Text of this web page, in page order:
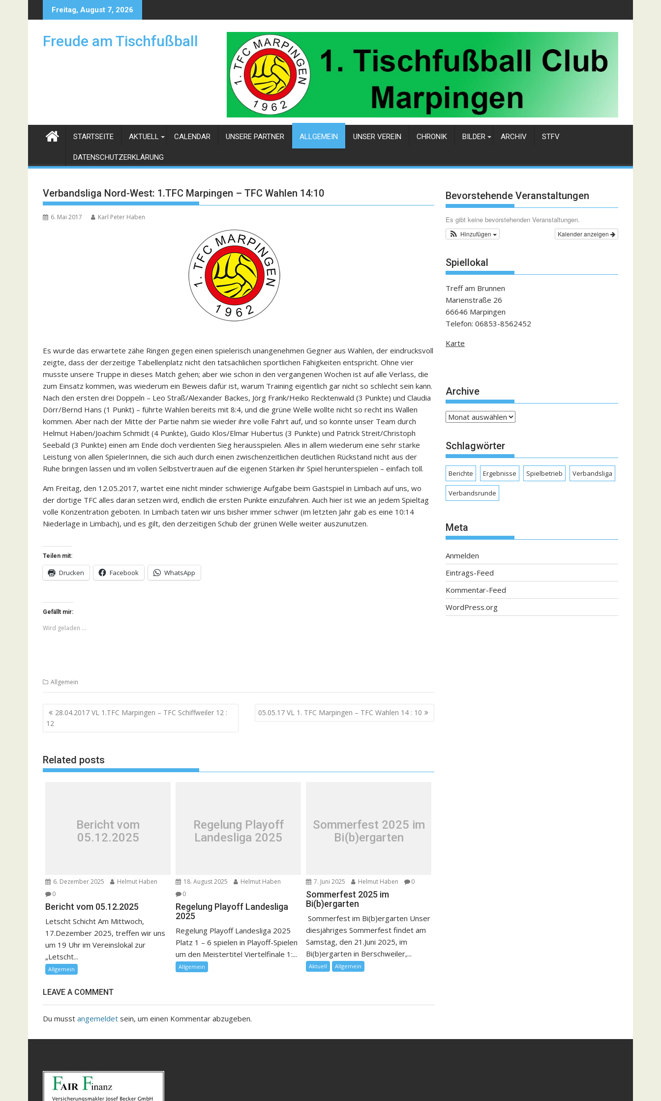
to
Freitag, August 7, 2026
Freude am Tischfußball
STARTSEITE AKTUELL CALENDAR UNSERE PARTNER ALLGEMEIN UNSER VEREIN CHRONIK BILDER ARCHIV STFV
DATENSCHUTZERKLÄRUNG
Verbandsliga Nord-West: 1.TFC Marpingen – TFC Wahlen 14:10
6. Mai 2017 Karl Peter Haben
Es wurde das erwartete zähe Ringen gegen einen spielerisch unangenehmen Gegner aus Wahlen, der eindrucksvoll
zeigte, dass der derzeitige Tabellenplatz nicht den tatsächlichen sportlichen Fähigkeiten entspricht. Ohne vier
musste unsere Truppe in dieses Match gehen; aber wie schon in den vergangenen Wochen ist auf alle Verlass, die
zum Einsatz kommen, was wiederum ein Beweis dafür ist, warum Training eigentlich gar nicht so schlecht sein kann.
Nach den ersten drei Doppeln – Leo Straß/Alexander Backes, Jörg Frank/Heiko Recktenwald (3 Punkte) und Claudia
Dörr/Bernd Hans (1 Punkt) – führte Wahlen bereits mit 8:4, und die grüne Welle wollte nicht so recht ins Wallen
kommen. Aber nach der Mitte der Partie nahm sie wieder ihre volle Fahrt auf, und so konnte unser Team durch
Helmut Haben/Joachim Schmidt (4 Punkte), Guido Klos/Elmar Hubertus (3 Punkte) und Patrick Streit/Christoph
Seebald (3 Punkte) einen am Ende doch verdienten Sieg herausspielen. Alles in allem wiederum eine sehr starke
Leistung von allen SpielerInnen, die sich auch durch einen zwischenzeitlichen deutlichen Rückstand nicht aus der
Ruhe bringen lassen und im vollen Selbstvertrauen auf die eigenen Stärken ihr Spiel herunterspielen – einfach toll.
Am Freitag, den 12.05.2017, wartet eine nicht minder schwierige Aufgabe beim Gastspiel in Limbach auf uns, wo
der dortige TFC alles daran setzen wird, endlich die ersten Punkte einzufahren. Auch hier ist wie an jedem Spieltag
volle Konzentration geboten. In Limbach taten wir uns bisher immer schwer (im letzten Jahr gab es eine 10:14
Niederlage in Limbach), und es gilt, den derzeitigen Schub der grünen Welle weiter auszunutzen.
Teilen mit:
Drucken Facebook WhatsApp
Gefällt mir:
Wird geladen …
Allgemein
Beitragsnavigation
28.04.2017 VL 1.TFC Marpingen – TFC Schiffweiler 12 :
12
05.05.17 VL 1. TFC Marpingen – TFC Wahlen 14 : 10
Related posts
Bericht vom
05.12.2025
6. Dezember 2025
Helmut Haben
0
Bericht vom 05.12.2025
Letscht Schicht Am Mittwoch,
17.Dezember 2025, treffen wir uns
um 19 Uhr im Vereinslokal zur
„Letscht...
Allgemein
Regelung Playoff
Landesliga 2025
18. August 2025
Helmut Haben
0
Regelung Playoff Landesliga
2025
Regelung Playoff Landesliga 2025
Platz 1 – 6 spielen in Playoff-Spielen
um den Meistertitel Viertelfinale 1:...
Allgemein
Sommerfest 2025 im
Bi(b)ergarten
7. Juni 2025 Helmut Haben 0
Sommerfest 2025 im
Bi(b)ergarten
Sommerfest im Bi(b)ergarten Unser
diesjähriges Sommerfest findet am
Samstag, den 21.Juni 2025, im
Bi(b)ergarten in Berschweiler,...
Aktuell Allgemein
LEAVE A COMMENT
Du musst angemeldet sein, um einen Kommentar abzugeben.
Bevorstehende Veranstaltungen
Es gibt keine bevorstehenden Veranstaltungen.
Kalender anzeigen
Hinzufügen
Spiellokal
Treff am Brunnen
Marienstraße 26
66646 Marpingen
Telefon: 06853-8562452
Karte
Archive
Archive
Schlagwörter
Berichte Ergebnisse Spielbetrieb Verbandsliga
Verbandsrunde
Meta
Anmelden
Eintrags-Feed
Kommentar-Feed
WordPress.org